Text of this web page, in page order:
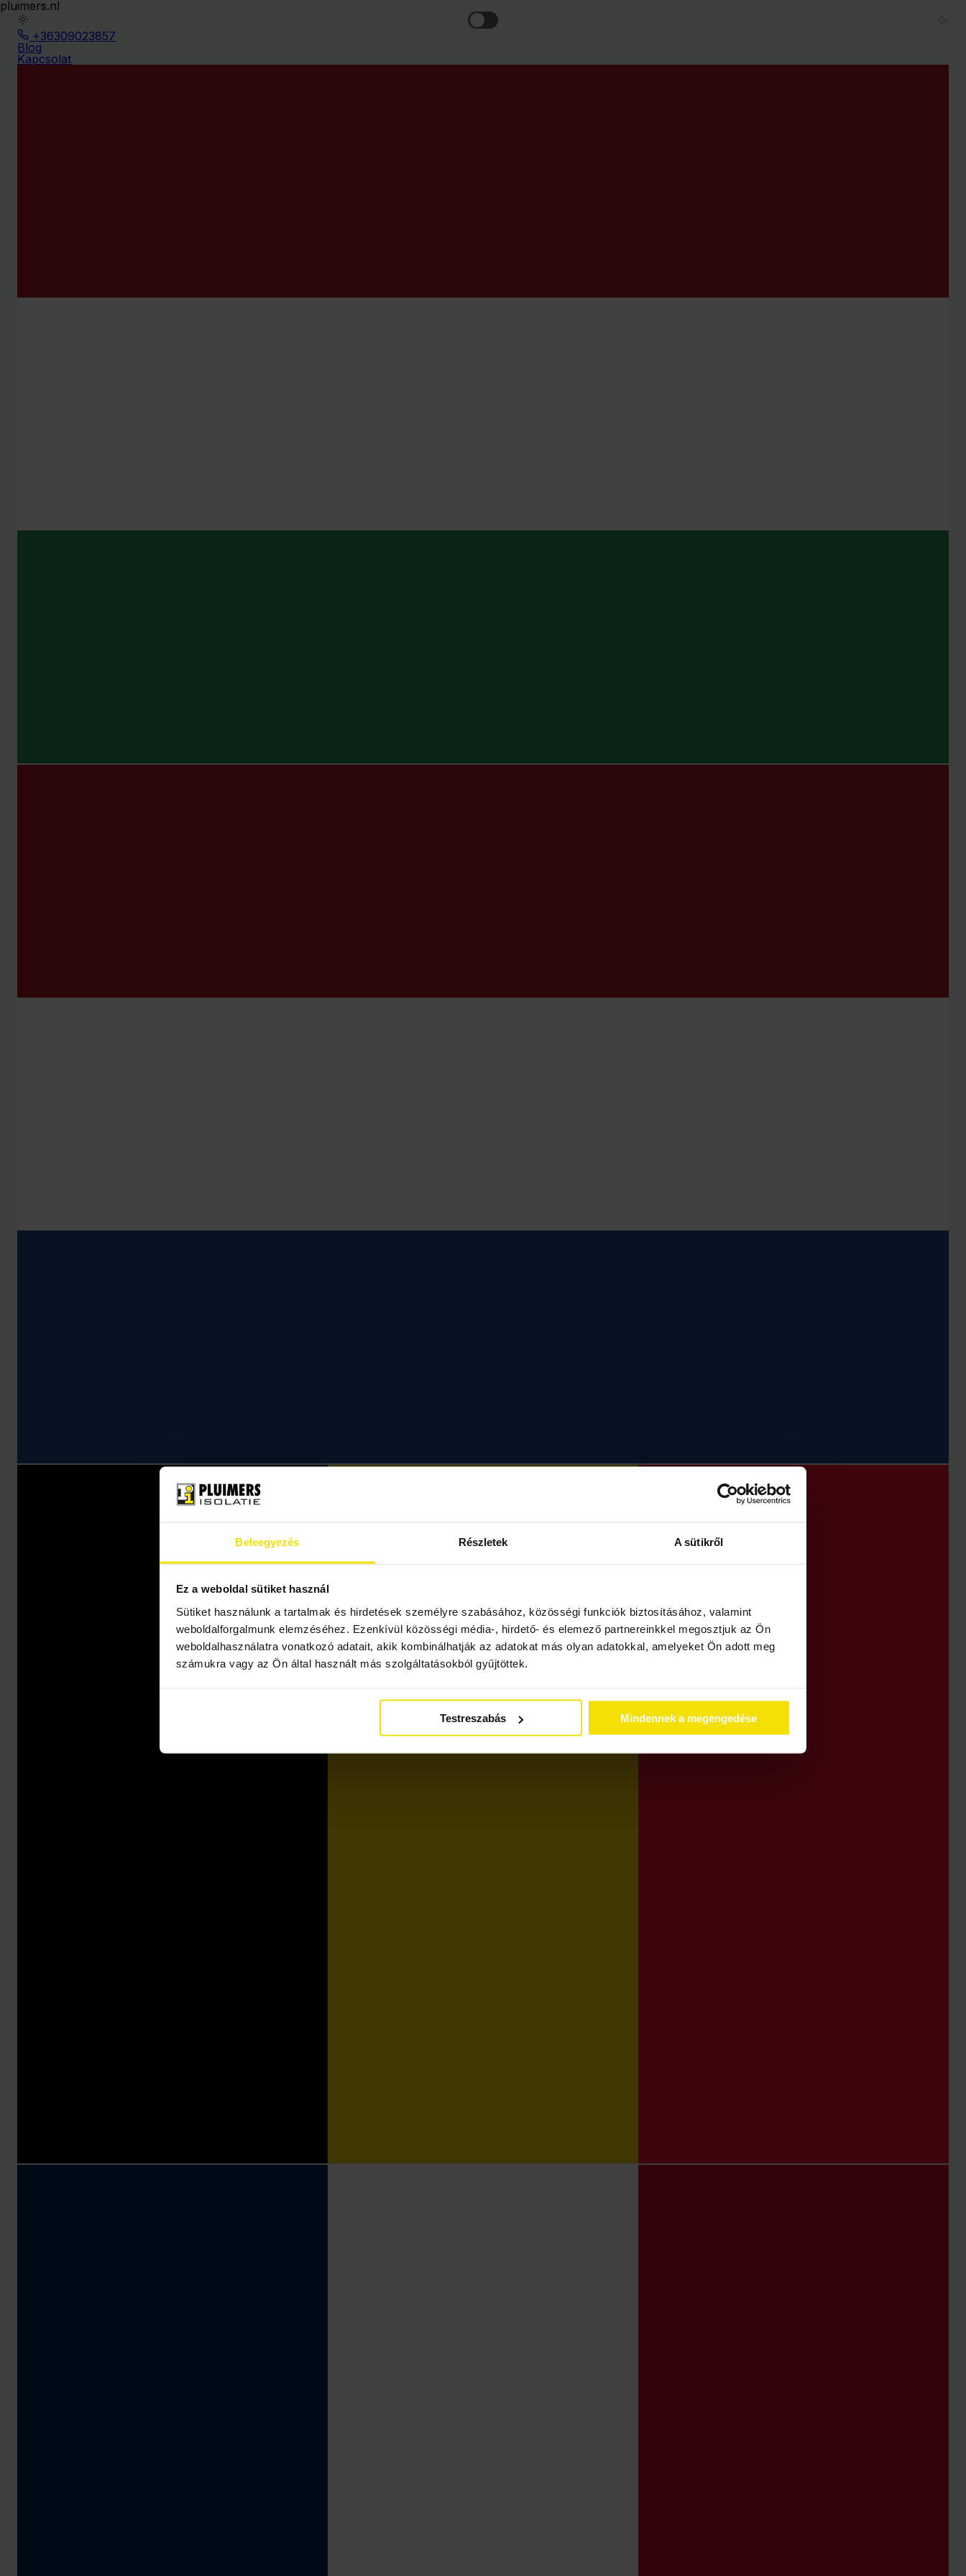
Beleegyezés Részletek A sütikről
Ez a weboldal sütiket használ
Sütiket használunk a tartalmak és hirdetések személyre szabásához, közösségi funkciók biztosításához, valamint
weboldalforgalmunk elemzéséhez. Ezenkívül közösségi média-, hirdető- és elemező partnereinkkel megosztjuk az Ön
weboldalhasználatra vonatkozó adatait, akik kombinálhatják az adatokat más olyan adatokkal, amelyeket Ön adott meg
számukra vagy az Ön által használt más szolgáltatásokból gyűjtöttek.
Testreszabás Mindennek a megengedése
pluimers.nl
+36309023857
Blog
Kapcsolat